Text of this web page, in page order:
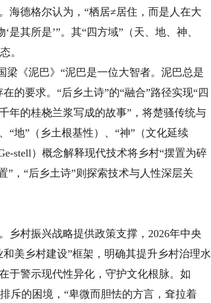
海德格尔认为，“栖居≠居住，而是人在大
其所是’”。其“四方域”（天、地、神、
。
《泥巴》“泥巴是一位大智者。泥巴总是
的要求。“后乡土诗”的“融合”路径实现“四
年的桂桡兰浆写成的故事”，将楚骚传统与
“地”（乡土根基性）、“神”（文化延续
stell）概念解释现代技术将乡村“摆置为碎
”，“后乡土诗”则探索技术与人性深层关
村振兴战略提供政策支撑，2026年中央
美乡村建设”框架，明确其提升乡村治理水
于警示现代性异化，守护文化根脉。如
斥的困境，“卑微而胆怯的方言，耷拉着